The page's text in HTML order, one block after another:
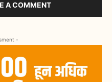
A COMMENT
-